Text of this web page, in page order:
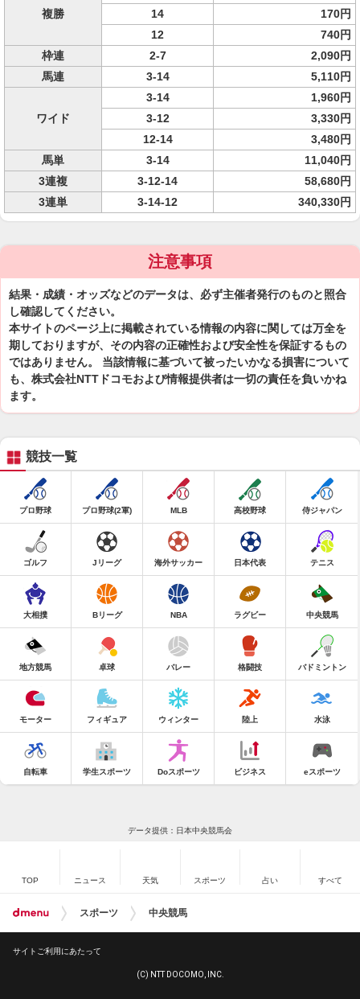
複勝
14
170円
12
740円
枠連
2-7
2,090円
馬連
3-14 5,110円
ワイド
3-14
1,960円
3-12
3,330円
12-14
3,480円
馬単
3-14
11,040円
3連複
3-12-14
58,680円
3連単
3-14-12 340,330円
注意事項
結果・成績・オッズなどのデータは、必ず主催者発行のものと照合
し確認してください。
本サイトのページ上に掲載されている情報の内容に関しては万全を
期しておりますが、その内容の正確性および安全性を保証するもの
ではありません。 当該情報に基づいて被ったいかなる損害について
も、株式会社NTTドコモおよび情報提供者は一切の責任を負いかね
ます。
競技一覧
プロ野球 プロ野球(2軍) MLB 高校野球 侍ジャパン
ゴルフ Jリーグ 海外サッカー 日本代表 テニス
大相撲 Bリーグ NBA ラグビー 中央競馬
地方競馬 卓球 バレー 格闘技 バドミントン
モーター フィギュア ウィンター 陸上 水泳
自転車 学生スポーツ Doスポーツ ビジネス eスポーツ
データ提供：日本中央競馬会
TOP ニュース 天気 スポーツ 占い すべて
スポーツ 中央競馬
サイトご利用にあたって
(C) NTT DOCOMO, INC.